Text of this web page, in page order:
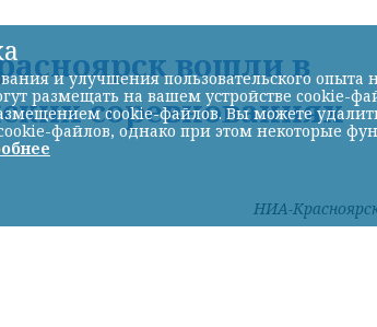
вошли в
соревнованиях
НИА-
и улучшения пользовательского опыта
размещать на вашем устройстве cookie-
cookie-файлов. Вы можете
файлов, однако при этом некоторые